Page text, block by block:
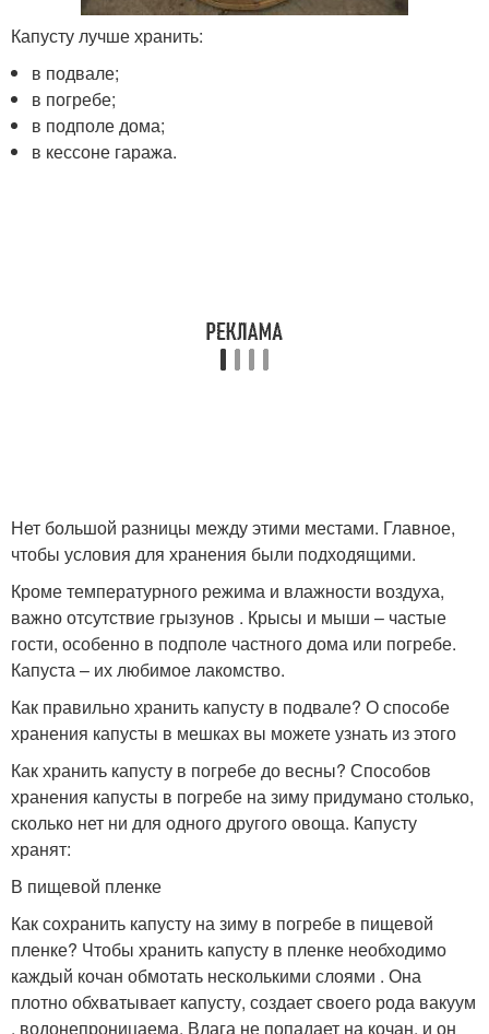
Капусту лучше хранить:
в подвале;
в погребе;
в подполе дома;
в кессоне гаража.
Нет большой разницы между этими местами. Главное,
чтобы условия для хранения были подходящими.
Кроме температурного режима и влажности воздуха,
важно отсутствие грызунов . Крысы и мыши – частые
гости, особенно в подполе частного дома или погребе.
Капуста – их любимое лакомство.
Как правильно хранить капусту в подвале? О способе
хранения капусты в мешках вы можете узнать из этого
Как хранить капусту в погребе до весны? Способов
хранения капусты в погребе на зиму придумано столько,
сколько нет ни для одного другого овоща. Капусту
хранят:
В пищевой пленке
Как сохранить капусту на зиму в погребе в пищевой
пленке? Чтобы хранить капусту в пленке необходимо
каждый кочан обмотать несколькими слоями . Она
плотно обхватывает капусту, создает своего рода вакуум
, водонепроницаема. Влага не попадает на кочан, и он